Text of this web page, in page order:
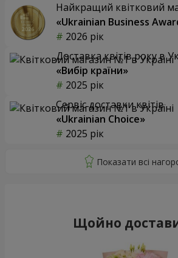
Найкращий квітковий
«Ukrainian Business
2026 рік
Доставка квітів року в
«Вибір країни»
2025 рік
Сервіс доставки квітів
«Ukrainian Choice»
2025 рік
Щойно